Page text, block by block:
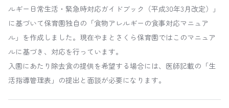
ルギー日常生活・緊急時対応ガイドブック（平成30年3月改定）」
に基づいて保育園独自の「食物アレルギーの食事対応マニュア
ル」を作成しました。現在やまとさくら保育園ではこのマニュア
ルに基づき、対応を行っています。
入園にあたり除去食の提供を希望する場合には、医師記載の「生
活指導管理表」の提出と面談が必要になります。